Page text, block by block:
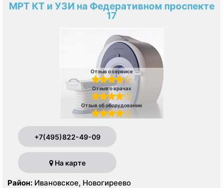
МРТ КТ и УЗИ на Федеративном проспекте
17
Отзыв о сервисе
Отзыв о врачах
Отзыв об оборудовании
+7(495)822-49-09
На карте
Район: Ивановское, Новогиреево